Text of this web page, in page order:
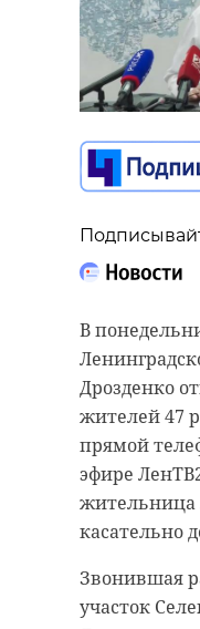
В
Дрозденко
жителей 47
прямой
эфире
жительница
касательно
Звонившая
участок
На
Видео
04 мая, 15:27
К 81-й
Великой
платформе
голоса". В
В период с
сотрудники
аварийно-